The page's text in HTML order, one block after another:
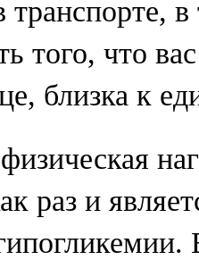
в
того, что
близка к
раз и